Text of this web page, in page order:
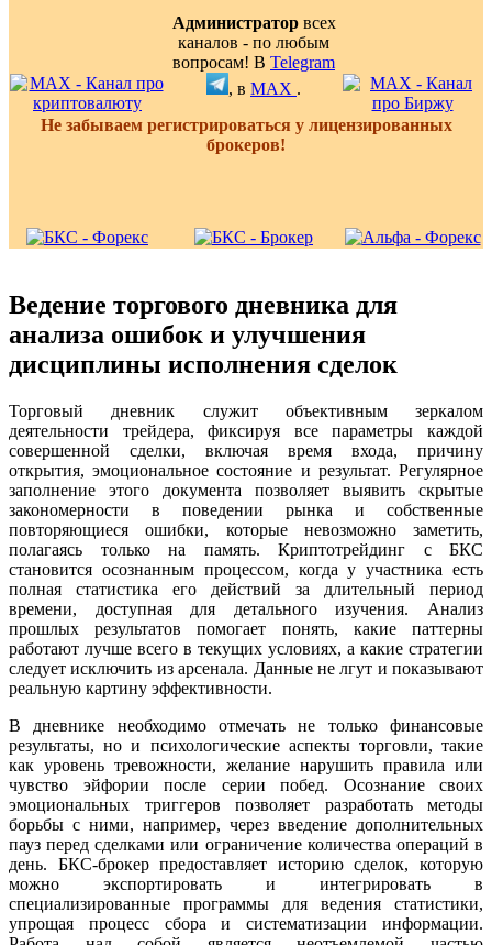
Администраторвсех
каналов - по любым
вопросам! В Telegram
, в MAX .
Не забываем регистрироваться у лицензированных
брокеров!
Ведение торгового дневника для
анализа ошибок и улучшения
дисциплины исполнения сделок
Торговый дневник служит объективным зеркалом
деятельности трейдера, фиксируя все параметры каждой
совершенной сделки, включая время входа, причину
открытия, эмоциональное состояние и результат. Регулярное
заполнение этого документа позволяет выявить скрытые
закономерности в поведении рынка и собственные
повторяющиеся ошибки, которые невозможно заметить,
полагаясь только на память. Криптотрейдинг с БКС
становится осознанным процессом, когда у участника есть
полная статистика его действий за длительный период
времени, доступная для детального изучения. Анализ
прошлых результатов помогает понять, какие паттерны
работают лучше всего в текущих условиях, а какие стратегии
следует исключить из арсенала. Данные не лгут и показывают
реальную картину эффективности.
В дневнике необходимо отмечать не только финансовые
результаты, но и психологические аспекты торговли, такие
как уровень тревожности, желание нарушить правила или
чувство эйфории после серии побед. Осознание своих
эмоциональных триггеров позволяет разработать методы
борьбы с ними, например, через введение дополнительных
пауз перед сделками или ограничение количества операций в
день. БКС-брокер предоставляет историю сделок, которую
можно экспортировать и интегрировать в
специализированные программы для ведения статистики,
упрощая процесс сбора и систематизации информации.